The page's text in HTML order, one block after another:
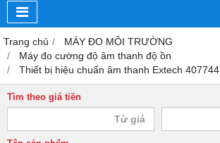
Trang chủ
MÁY ĐO MÔI TRƯỜNG
Máy đo cường độ âm thanh độ ồn
Thiết bị hiệu chuẩn âm thanh Extech 407744
Tìm theo giá tiền